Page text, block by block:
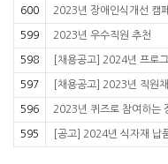
600 2023년 장애인식개선 캠
599 2023년 우수직원 추천
598 [채용공고] 2024년 프로
597 [채용공고] 2023년 직원
596 2023년 퀴즈로 참여하는
595 [공고] 2024년 식자재 납